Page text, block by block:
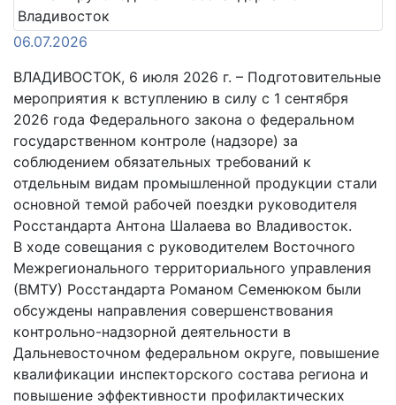
06.07.2026
ВЛАДИВОСТОК, 6 июля 2026 г. – Подготовительные
мероприятия к вступлению в силу с 1 сентября
2026 года Федерального закона о федеральном
государственном контроле (надзоре) за
соблюдением обязательных требований к
отдельным видам промышленной продукции стали
основной темой рабочей поездки руководителя
Росстандарта Антона Шалаева во Владивосток.
В ходе совещания с руководителем Восточного
Межрегионального территориального управления
(ВМТУ) Росстандарта Романом Семенюком были
обсуждены направления совершенствования
контрольно-надзорной деятельности в
Дальневосточном федеральном округе, повышение
квалификации инспекторского состава региона и
повышение эффективности профилактических